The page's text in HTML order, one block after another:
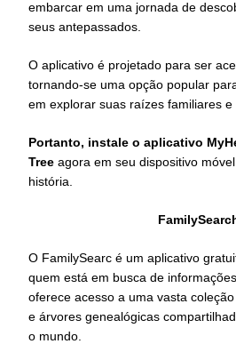
embarcar em uma jornada de
seus antepassados.
O aplicativo é projetado para ser
tornando-se uma opção popular
em explorar suas raízes familiares e
Portanto, instale o aplicativo
Tree agora em seu dispositivo
história.
O FamilySearc é um aplicativo
quem está em busca de
oferece acesso a uma vasta
e árvores genealógicas
o mundo.